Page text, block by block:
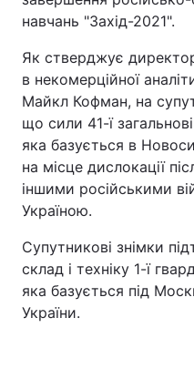
навчань "Захід-2021".
Як стверджує
в некомерційної
Майкл Кофман, на
що сили 41-ї
яка базується в
на місце дислокації
іншими російськими
Україною.
Супутникові знімки
склад і техніку 1-ї
яка базується під
України.